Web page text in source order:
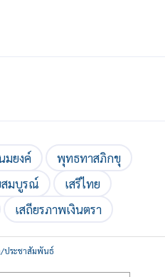
มยงค์
พุทธทาสภิกขุ
สมบูรณ์
เสรีไทย
เสถียรภาพเงินตรา
ระชาสัมพันธ์